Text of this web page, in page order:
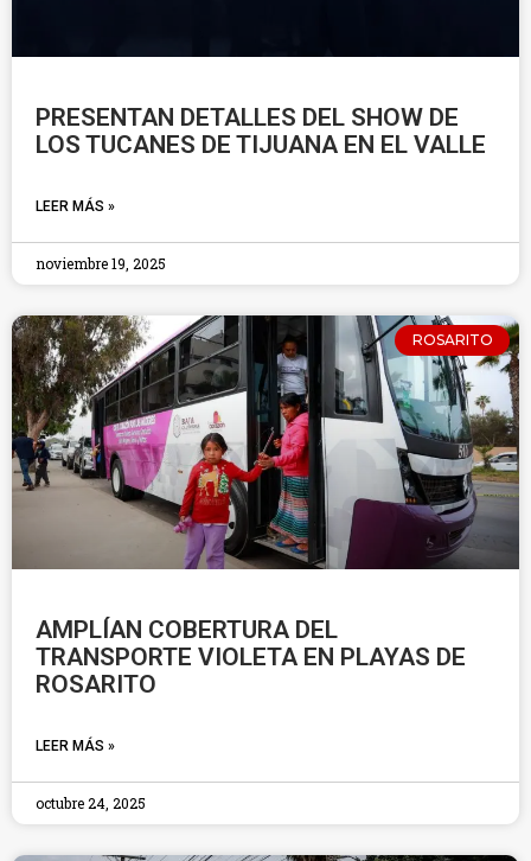
PRESENTAN DETALLES DEL SHOW DE
LOS TUCANES DE TIJUANA EN EL VALLE
LEER MÁS »
noviembre 19, 2025
ROSARITO
AMPLÍAN COBERTURA DEL
TRANSPORTE VIOLETA EN PLAYAS DE
ROSARITO
LEER MÁS »
octubre 24, 2025